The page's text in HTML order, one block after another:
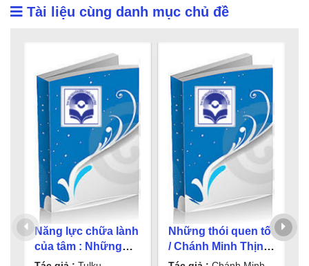
Tài liệu cùng danh mục chủ đề
Năng lực chữa lành
của tâm : Những
thiền tập đơn giản
Những thói quen tốt
/ Chánh Minh Thịnh
s.t., soạn dịch